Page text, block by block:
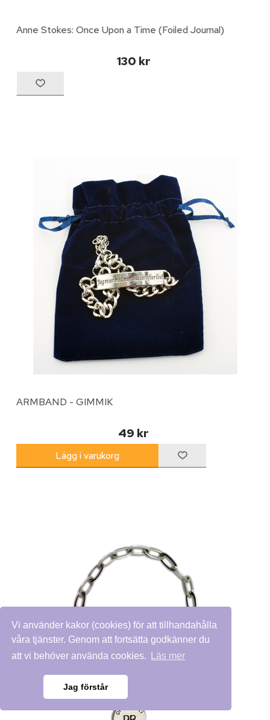
Vi använder kakor (cookies) för att tillhandahålla
våra tjänster. Genom att fortsätta godkänner du
att vi behöver använda cookies.
Läs mer
Jag förstår
Anne Stokes: Once Upon a Time (Foiled Journal)
130 kr
ARMBAND - GIMMIK
49 kr